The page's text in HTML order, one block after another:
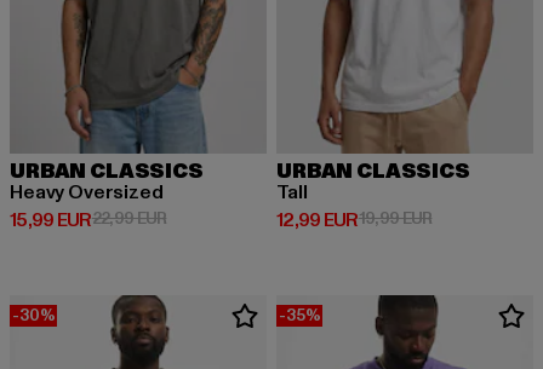
URBAN CLASSICS
Heavy Oversized
15,99 EUR
Derzeitiger Preis: 15,99 EUR
22,99 EURAktionspreis: 22,99 EUR
URBAN CLASSICS
Tall
12,99 EUR
Derzeitiger Preis: 12,99 EUR
19,99 EURAktionspreis:
-30% -35%